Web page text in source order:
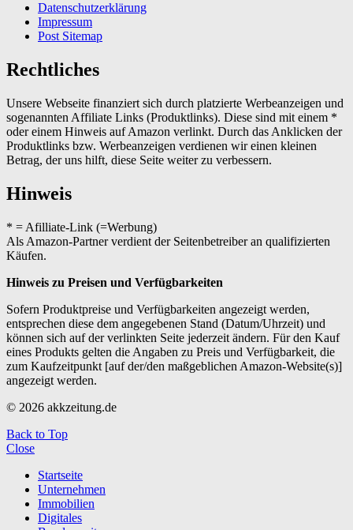
Datenschutzerklärung
Impressum
Post Sitemap
Rechtliches
Unsere Webseite finanziert sich durch platzierte Werbeanzeigen und
sogenannten Affiliate Links (Produktlinks). Diese sind mit einem *
oder einem Hinweis auf Amazon verlinkt. Durch das Anklicken der
Produktlinks bzw. Werbeanzeigen verdienen wir einen kleinen
Betrag, der uns hilft, diese Seite weiter zu verbessern.
Hinweis
* = Afilliate-Link (=Werbung)
Als Amazon-Partner verdient der Seitenbetreiber an qualifizierten
Käufen.
Hinweis zu Preisen und Verfügbarkeiten
Sofern Produktpreise und Verfügbarkeiten angezeigt werden,
entsprechen diese dem angegebenen Stand (Datum/Uhrzeit) und
können sich auf der verlinkten Seite jederzeit ändern. Für den Kauf
eines Produkts gelten die Angaben zu Preis und Verfügbarkeit, die
zum Kaufzeitpunkt [auf der/den maßgeblichen Amazon-Website(s)]
angezeigt werden.
© 2026 akkzeitung.de
Back to Top
Close
Startseite
Unternehmen
Immobilien
Digitales